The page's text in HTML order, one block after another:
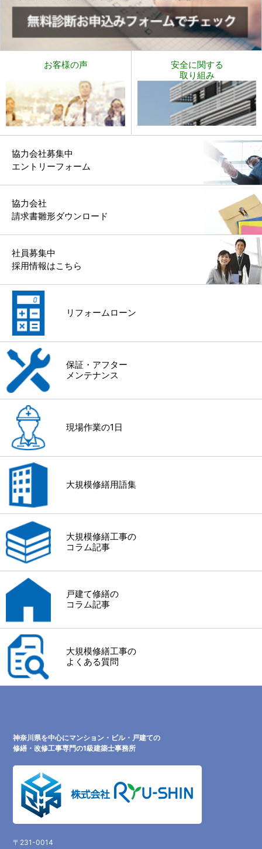
お客様の声
安全に関する
取り組み
協力会社募集中
エントリーフォーム
協力会社
請求書雛形ダウンロード
社員募集中
採用情報はこちら
リフォームローン
保証・アフター
メンテナンス
現場作業の1日
大規模修繕用語集
大規模修繕工事の
コラム記事
戸建て修繕の
コラム記事
大規模修繕工事の
よくある質問
神奈川県を中心にマンション・ビル・戸建ての
修繕・改修工事専門の1級建築士事務所
〒231-0014